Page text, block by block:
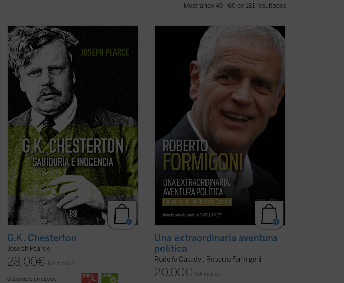
Mostrando 49 - 60 de 181 resultados
Edición 150 aniversario del nacimiento de
Chesterton.
«Pearce consigue que la vida de
Chesterton fluya con pulso de novela (...)
LeerG.K. Chesterton. Sabiduría e
inocenciaes altamente recomendable,
salvo que uno prefiera pasar ...
G.K. Chesterton
Joseph Pearce
28,00€ IVA incluido
disponible en ebook:
Este libro relata sesenta años de historia
de Italia, vividos y vistos a través de los
ojos de un joven político extraordinario
de la región de Lombardía. No es solo la
historia de un individuo, sino también la
historia de un pueblo ...(ver ficha)
Una extraordinaria aventura
política
Rodolfo Casadei, Roberto Formigoni
20,00€ IVA incluido